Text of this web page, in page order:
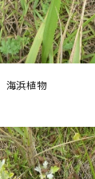
海浜植物